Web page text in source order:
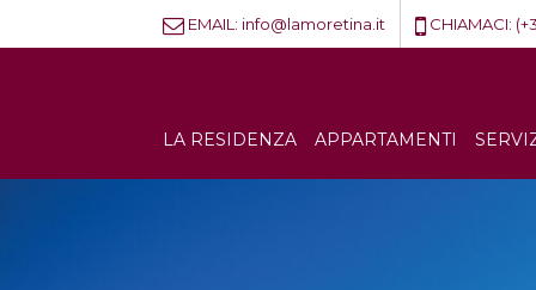
EMAIL: info@lamoretina.it CHIAMACI:
LA RESIDENZA APPARTAMENTI